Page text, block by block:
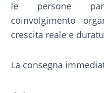
le persone
coinvolgimento
crescita reale e
La consegna